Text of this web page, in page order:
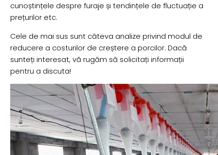
cunoștințele despre furaje și tendințele de fluctuație a
prețurilor etc.
Cele de mai sus sunt câteva analize privind modul de
reducere a costurilor de creștere a porcilor. Dacă
sunteți interesat, vă rugăm să solicitați informații
pentru a discuta!